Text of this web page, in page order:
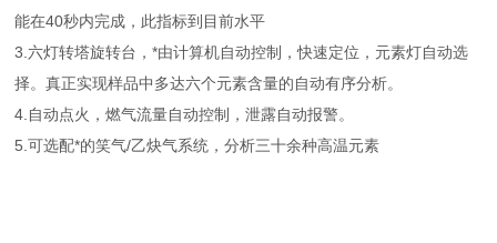
能在40秒内完成，此指标到目前水平
3.六灯转塔旋转台，*由计算机自动控制，快速定位，元素灯自动选
择。真正实现样品中多达六个元素含量的自动有序分析。
4.自动点火，燃气流量自动控制，泄露自动报警。
5.可选配*的笑气/乙炔气系统，分析三十余种高温元素